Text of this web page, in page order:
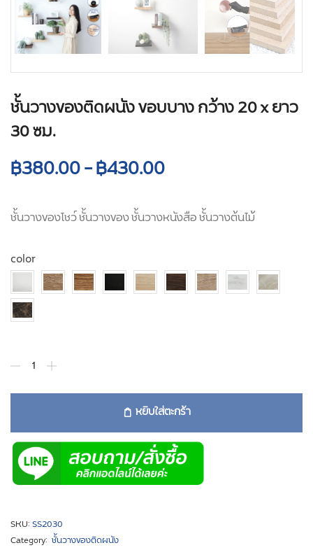
ชั้นวางของติดผนัง ขอบบาง กว้าง 20 x ยาว
30 ซม.
฿380.00–฿430.00
ชั้นวางของโชว์ ชั้นวางของ ชั้นวางหนังสือ ชั้นวางต้นไม้
color
หยิบใส่ตะกร้า
SKU:SS2030
Category: ชั้นวางของติดผนัง